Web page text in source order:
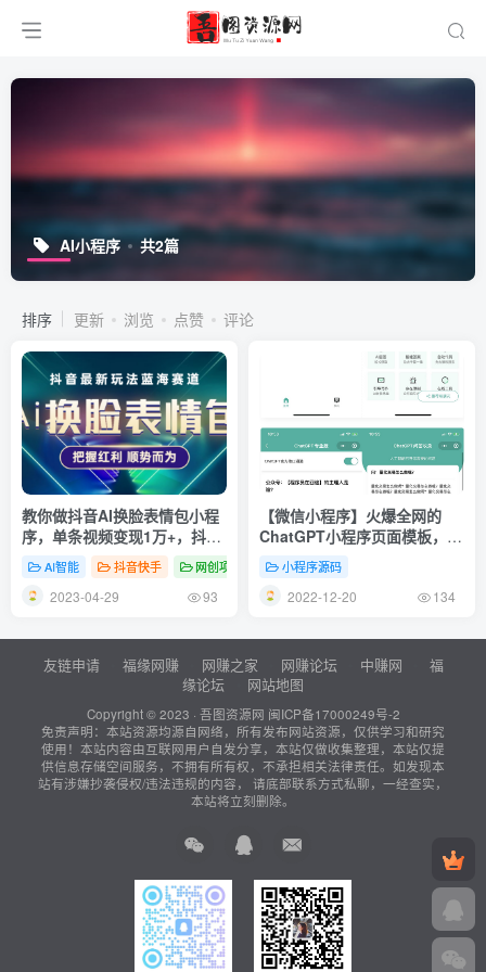
AI小程序 共2篇
排序 更新 浏览 点赞 评论
教你做抖音AI换脸表情包小程
序，单条视频变现1万+，抖音
新玩法轻松变现
AI智能 抖音快手 网创项目
2023-04-29 93
【微信小程序】火爆全网的
ChatGPT小程序页面模板，让
AI回答你的任何问题
小程序源码
2022-12-20 134
友链申请 福缘网赚 网赚之家 网赚论坛 中赚网
福
缘论坛
网站地图
Copyright © 2023 · 吾图资源网 闽ICP备17000249号-2
免责声明：本站资源均源自网络，所有发布网站资源，仅供学习和研究
使用！本站内容由互联网用户自发分享，本站仅做收集整理，本站仅提
供信息存储空间服务，不拥有所有权，不承担相关法律责任。如发现本
站有涉嫌抄袭侵权/违法违规的内容， 请底部联系方式私聊，一经查实，
本站将立刻删除。